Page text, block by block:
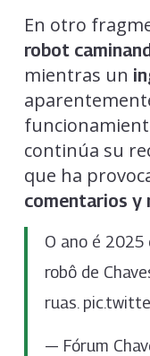
En otro
robot
mientras un
continúa su
que ha
comentarios y
O ano é 2025
robô de
ruas.
— Fórum